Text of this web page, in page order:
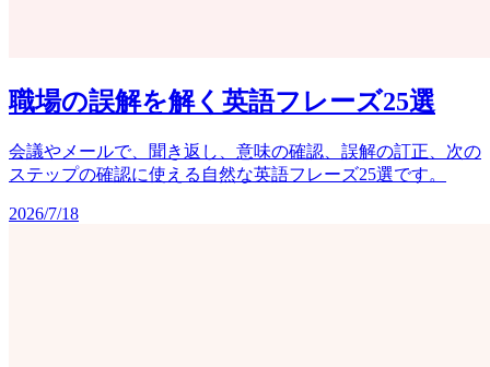
職場の誤解を解く英語フレーズ25選
会議やメールで、聞き返し、意味の確認、誤解の訂正、次の
ステップの確認に使える自然な英語フレーズ25選です。
2026/7/18